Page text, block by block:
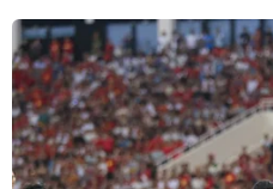
Leo thang giao